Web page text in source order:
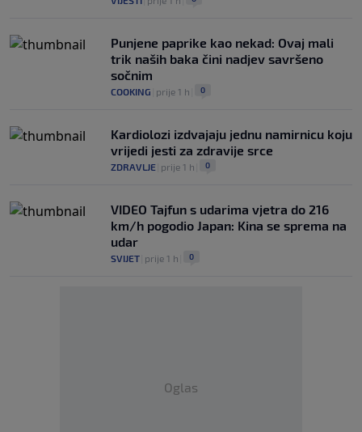
Punjene paprike kao nekad: Ovaj mali
trik naših baka čini nadjev savršeno
sočnim
COOKING prije 1 h 0
Kardiolozi izdvajaju jednu namirnicu koju
vrijedi jesti za zdravije srce
ZDRAVLJE prije 1 h 0
VIDEO Tajfun s udarima vjetra do 216
km/h pogodio Japan: Kina se sprema na
udar
SVIJET prije 1 h 0
Oglas